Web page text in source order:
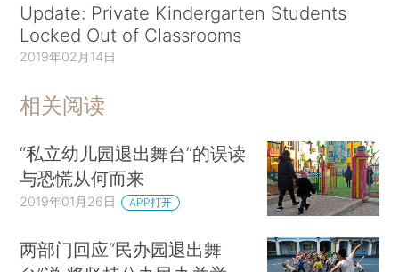
Update: Private Kindergarten Students
Locked Out of Classrooms
2019年02月14日
相关阅读
“私立幼儿园退出舞台”的误读
与恐慌从何而来
2019年01月26日 APP打开
两部门回应“民办园退出舞